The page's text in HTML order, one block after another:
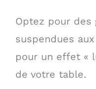
Optez pour des
suspendues
pour un effet «
de votre table.